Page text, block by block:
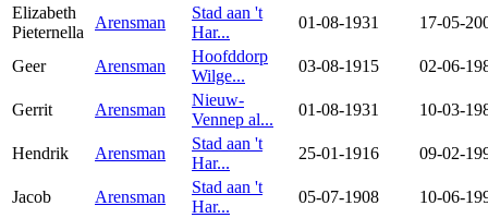
Elizabeth
Pieternella
Arensman
Stad aan 't
Har...
01-08-1931 17-05-
Geer Arensman
Hoofddorp
Wilge...
03-08-1915 02-06-
Gerrit Arensman
Nieuw-
Vennep al...
01-08-1931 10-03-
Hendrik Arensman
Stad aan 't
Har...
25-01-1916 09-02-
Jacob Arensman
Stad aan 't
Har...
05-07-1908 10-06-